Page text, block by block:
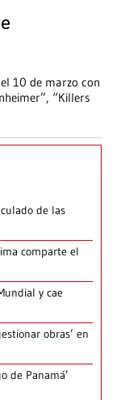
10 de marzo con
“Killers
de las
comparte el
y cae
obras’ en
de Panamá’